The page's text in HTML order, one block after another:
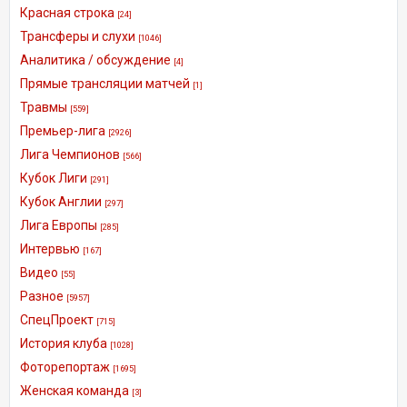
Красная строка [24]
Трансферы и слухи [1046]
Аналитика / обсуждение [4]
Прямые трансляции матчей [1]
Травмы [559]
Премьер-лига [2926]
Лига Чемпионов [566]
Кубок Лиги [291]
Кубок Англии [297]
Лига Европы [285]
Интервью [167]
Видео [55]
Разное [5957]
СпецПроект [715]
История клуба [1028]
Фоторепортаж [1695]
Женская команда [3]